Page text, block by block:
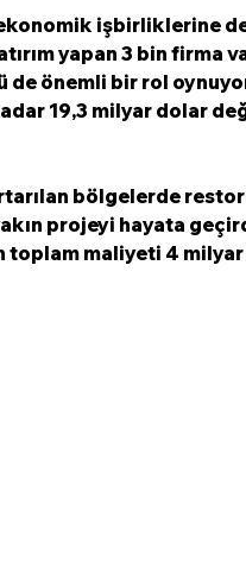
işbirliklerine de
yapan 3 bin firma
önemli bir rol
19,3 milyar dolar
bölgelerde
projeyi hayata
toplam maliyeti 4